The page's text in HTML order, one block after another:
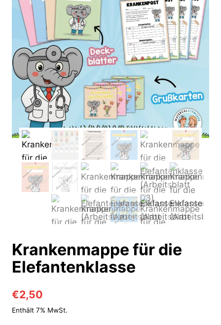
Krankenmappe für die
Elefantenklasse
€2,50
Enthält 7% MwSt.